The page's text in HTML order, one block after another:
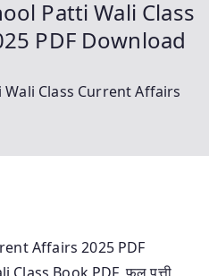
Patti Wali Class
PDF Download
Class Current Affairs
Affairs 2025 PDF